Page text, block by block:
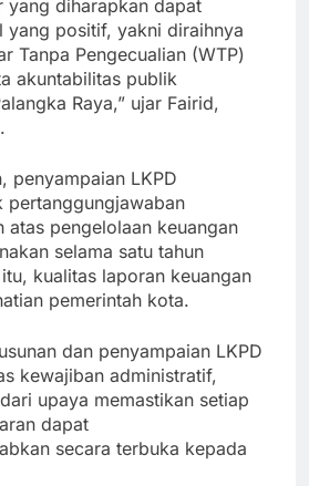
yang diharapkan dapat
yang positif, yakni diraihnya
Tanpa Pengecualian (WTP)
akuntabilitas publik
Raya,” ujar Fairid,
penyampaian LKPD
pertanggungjawaban
atas pengelolaan keuangan
selama satu tahun
kualitas laporan keuangan
pemerintah kota.
dan penyampaian LKPD
kewajiban administratif,
upaya memastikan setiap
dapat
secara terbuka kepada